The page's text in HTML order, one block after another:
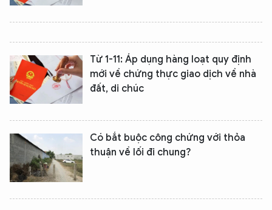
Từ 1-11: Áp dụng hàng loạt quy định
mới về chứng thực giao dịch về nhà
đất, di chúc
Có bắt buộc công chứng với thỏa
thuận về lối đi chung?